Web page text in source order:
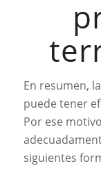
En resumen,
puede tener
Por ese
siguientes